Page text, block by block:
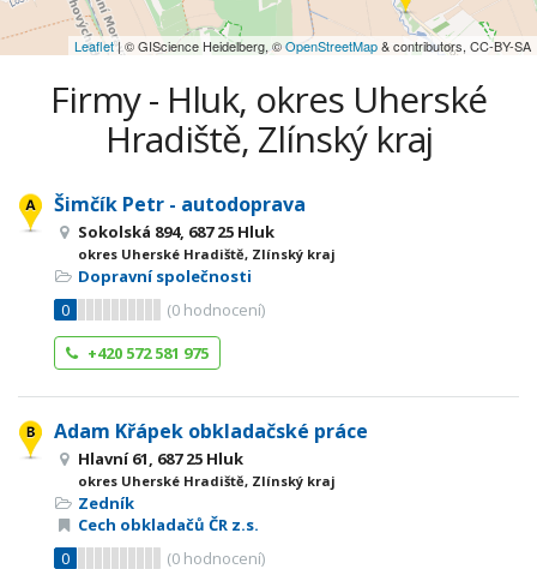
Leaflet| © GIScience Heidelberg, ©OpenStreetMap& contributors, CC-BY-SA
Firmy - Hluk, okres Uherské
Hradiště, Zlínský kraj
Šimčík Petr - autodoprava
Sokolská 894, 687 25 Hluk
okres Uherské Hradiště, Zlínský kraj
Dopravní společnosti
0
(0 hodnocení)
+420 572 581 975
Adam Křápek obkladačské práce
Hlavní 61, 687 25 Hluk
okres Uherské Hradiště, Zlínský kraj
Zedník
Cech obkladačů ČR z.s.
0
(0 hodnocení)